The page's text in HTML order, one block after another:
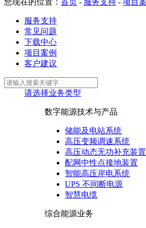
您现在的位置： 首页 - 服务支持 - 项目
服务支持
常见问题
下载中心
项目案例
客户建议
请选择业务类型
数字能源技术与产品
储能及电站系统
高压变频调速系统
高压动态无功补充装置
配网中性点接地装置
智能高压岸电系统
UPS 不间断电源
智慧电缆
综合能源业务